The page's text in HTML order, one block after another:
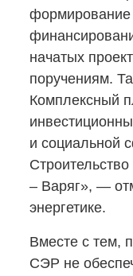
формирование
начатых
поручениям.
Комплексный
и социальной
– Варяг», —
энергетике.
Вместе с тем,
СЭР не